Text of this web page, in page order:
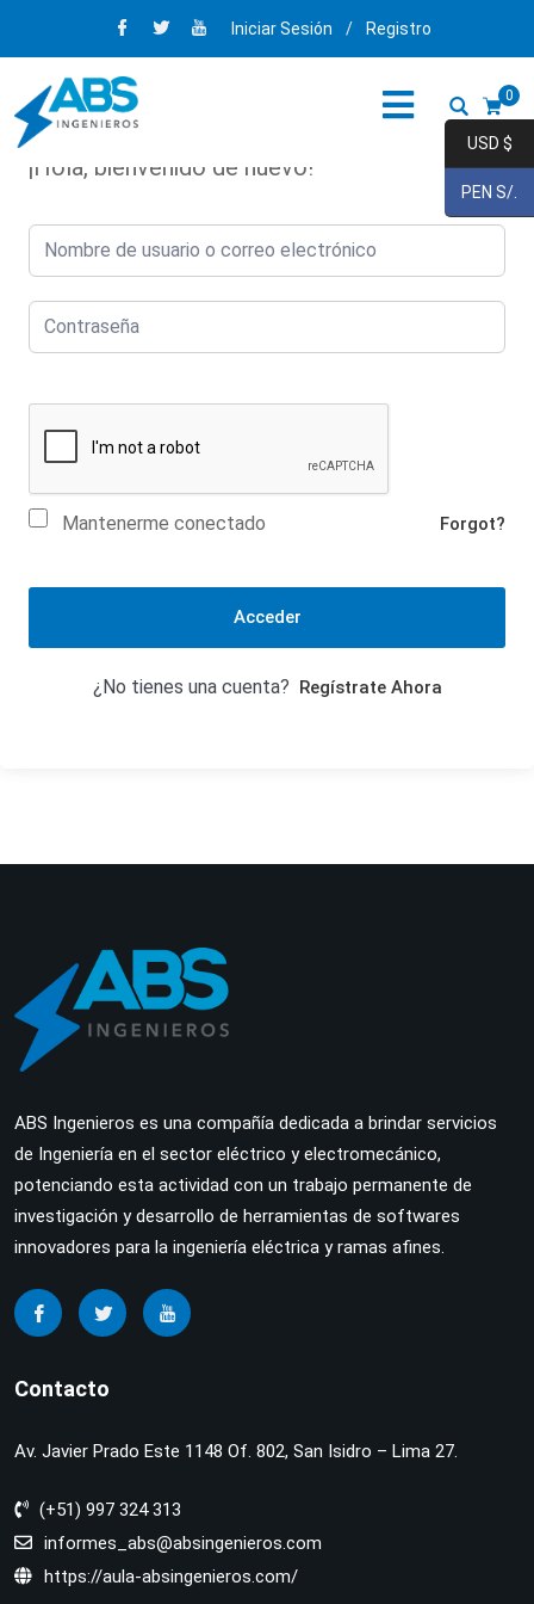
Iniciar Sesión / Registro
0
¡Hola, bienvenido de nuevo!
Mantenerme conectado Forgot?
Acceder
¿No tienes una cuenta? Regístrate Ahora
ABS Ingenieros es una compañía dedicada a brindar servicios
de Ingeniería en el sector eléctrico y electromecánico,
potenciando esta actividad con un trabajo permanente de
investigación y desarrollo de herramientas de softwares
innovadores para la ingeniería eléctrica y ramas afines.
Contacto
Av. Javier Prado Este 1148 Of. 802, San Isidro – Lima 27.
(+51) 997 324 313
informes_abs@absingenieros.com
https://aula-absingenieros.com/
USD $
PEN S/.